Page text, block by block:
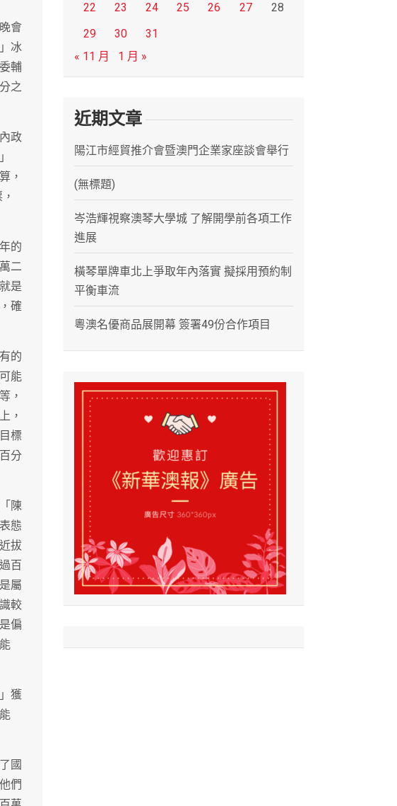
會
冰
輔
之
政
，
的
二
是
確
的
能
，
，
標
分
陳
態
拔
百
屬
較
偏
獲
國
們
22
23 24 25 26 27
28
29
30
31
« 11 月
1 月 »
近期文章
陽江市經貿推介會暨澳門企業家座談會舉行
(無標題)
岑浩輝視察澳琴大學城 了解開學前各項工作
進展
橫琴單牌車北上爭取年內落實 擬採用預約制
平衡車流
粵澳名優商品展開幕 簽署49份合作項目